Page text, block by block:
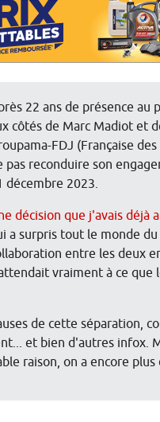
22 ans de présence au
côtés de Marc Madiot et
FDJ (Française
pas reconduire son
décembre 2023.
décision que j'avais déjà
a surpris tout le monde du
entre les deux
vraiment à ce que
de cette séparation,
et bien d'autres infox.
raison, on a encore plus